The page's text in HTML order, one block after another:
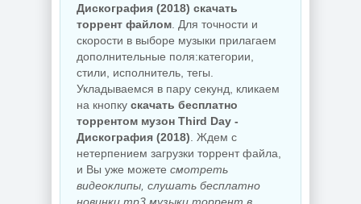
Дискография (2018) скачать
торрент файлом . Для точности и
скорости в выборе музыки прилагаем
дополнительные поля:категории,
стили, исполнитель, тегы.
Укладываемся в пару секунд, кликаем
на кнопку скачать бесплатно
торрентом музон Third Day -
Дискография (2018) . Ждем с
нетерпением загрузки торрент файла,
и Вы уже можете смотреть
видеоклипы, слушать бесплатно